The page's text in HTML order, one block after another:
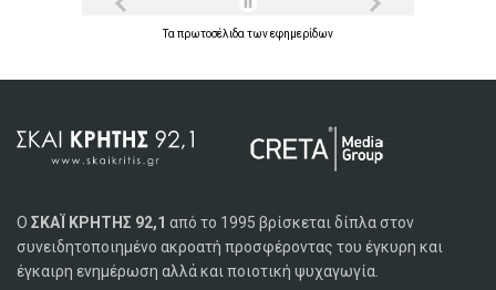
Τα πρωτοσέλιδα τωνεφημερίδων
Ο ΣΚΑΪ ΚΡΗΤΗΣ 92,1 από το 1995 βρίσκεται δίπλα στον
συνειδητοποιημένο ακροατή προσφέροντας του έγκυρη και
έγκαιρη ενημέρωση αλλά και ποιοτική ψυχαγωγία.